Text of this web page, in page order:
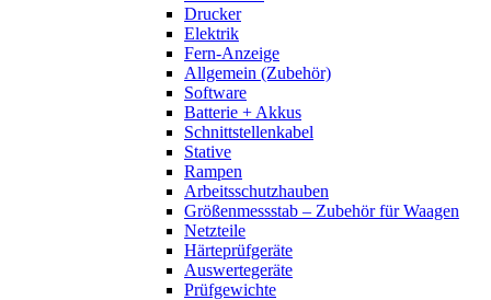
Drucker
Elektrik
Fern-Anzeige
Allgemein (Zubehör)
Software
Batterie + Akkus
Schnittstellenkabel
Stative
Rampen
Arbeitsschutzhauben
Größenmessstab – Zubehör für Waagen
Netzteile
Härteprüfgeräte
Auswertegeräte
Prüfgewichte